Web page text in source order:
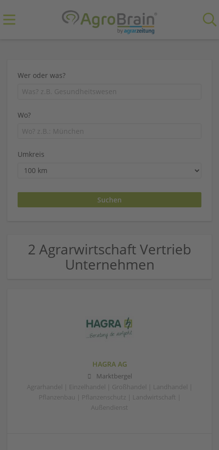
Wer oder was?
Wo?
Umkreis
2 Agrarwirtschaft Vertrieb
Unternehmen
HAGRA AG
Marktbergel
Agrarhandel | Einzelhandel | Großhandel | Landhandel |
Pflanzenbau | Pflanzenschutz | Landwirtschaft |
Außendienst